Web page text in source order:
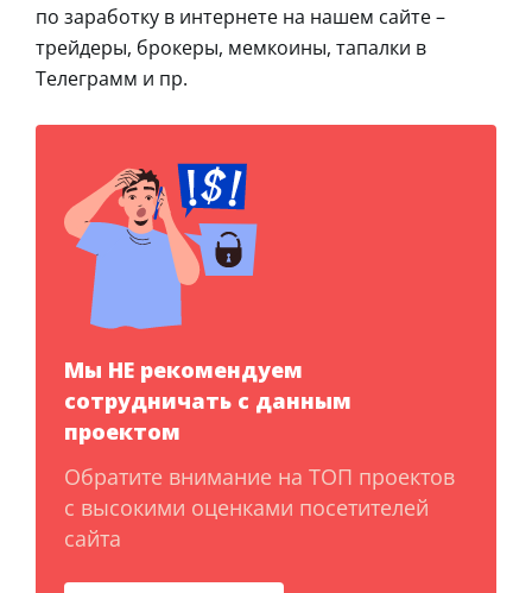
по заработку в интернете на нашем сайте –
трейдеры, брокеры, мемкоины, тапалки в
Телеграмм и пр.
Мы НЕ рекомендуем
сотрудничать с данным
проектом
Обратите внимание на ТОП проектов
с высокими оценками посетителей
сайта